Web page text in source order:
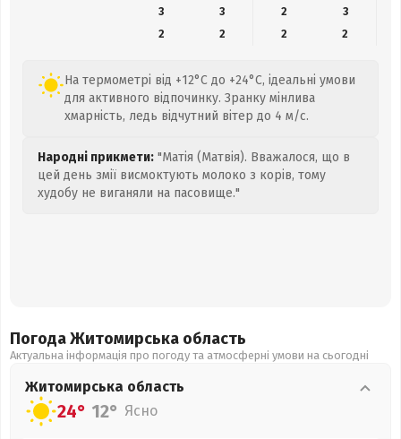
3
3 2
3
2
2 2 2
На термометрі від +12°C до +24°C, ідеальні умови
для активного відпочинку. Зранку мінлива
хмарність, ледь відчутний вітер до 4 м/с.
Народні прикмети: "Матія (Матвія). Вважалося, що в
цей день змії висмоктують молоко з корів, тому
худобу не виганяли на пасовище."
Погода Житомирська область
Актуальна інформація про погоду та атмосферні умови на сьогодні
Житомирська область
24° 12° Ясно